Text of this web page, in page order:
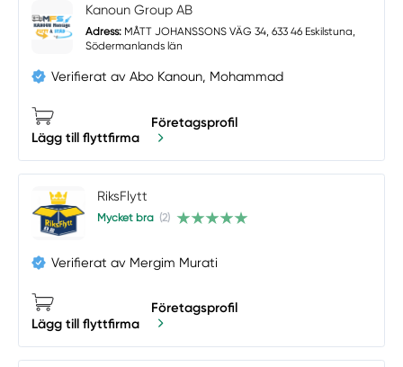
Kanoun Group AB
Adress:MÅTT JOHANSSONS VÄG 34, 633 46 Eskilstuna,
Södermanlands län
Verifierat av Abo Kanoun, Mohammad
Lägg till flyttfirma
Företagsprofil
RiksFlytt
Mycket bra (2)
Verifierat av Mergim Murati
Lägg till flyttfirma
Företagsprofil